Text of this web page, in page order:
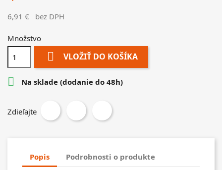
6,91 € bez DPH
Množstvo
 VLOŽIŤ DO KOŠÍKA
 Na sklade (dodanie do 48h)
Zdieľajte
Popis Podrobnosti o produkte